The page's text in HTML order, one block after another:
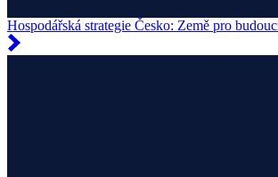
Hospodářská strategie Česko: Země pro